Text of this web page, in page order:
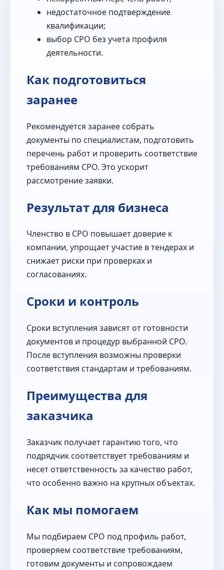
недостаточное подтверждение
квалификации;
выбор СРО без учета профиля
деятельности.
Как подготовиться
заранее
Рекомендуется заранее собрать
документы по специалистам, подготовить
перечень работ и проверить соответствие
требованиям СРО. Это ускорит
рассмотрение заявки.
Результат для бизнеса
Членство в СРО повышает доверие к
компании, упрощает участие в тендерах и
снижает риски при проверках и
согласованиях.
Сроки и контроль
Сроки вступления зависят от готовности
документов и процедур выбранной СРО.
После вступления возможны проверки
соответствия стандартам и требованиям.
Преимущества для
заказчика
Заказчик получает гарантию того, что
подрядчик соответствует требованиям и
несет ответственность за качество работ,
что особенно важно на крупных объектах.
Как мы помогаем
Мы подбираем СРО под профиль работ,
проверяем соответствие требованиям,
готовим документы и сопровождаем